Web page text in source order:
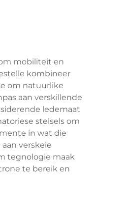
mobiliteit en
kombineer
om natuurlike
aan verskillende
ledemaat
stelsels om
in wat die
verskeie
tegnologie maak
te bereik en